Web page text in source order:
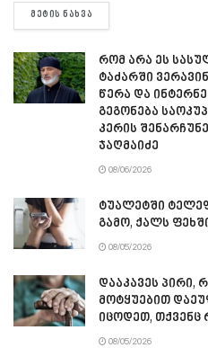
ᲛᲔᲢᲘᲡ ᲜᲐᲮᲕᲐ
რომ არა ეს
ტაძარში
წერა და
გეგონება
კერის
ჯაღმაიძე
08/06/2026
ტუალეტში
გამო, ქალს
08/05/2026
დააკავეს პირი,
მოტყუებით
იცოდეთ,
08/05/2026